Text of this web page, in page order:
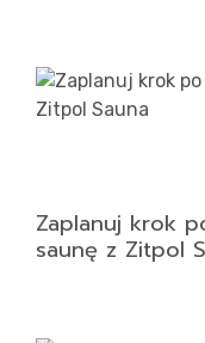
Zaplanuj krok
saunę z Zitpol